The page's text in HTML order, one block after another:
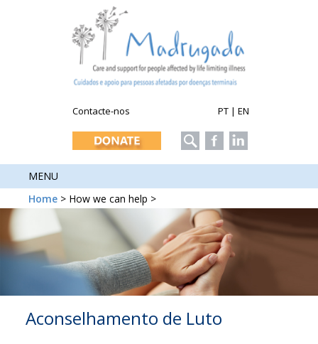
Contacte-nos PT | EN
MENU
Home > How we can help >
Aconselhamento de Luto